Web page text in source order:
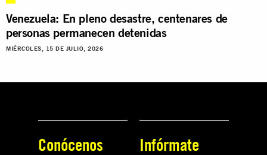
Venezuela: En pleno desastre, centenares de
personas permanecen detenidas
MIÉRCOLES, 15 DE JULIO, 2026
Conócenos Infórmate